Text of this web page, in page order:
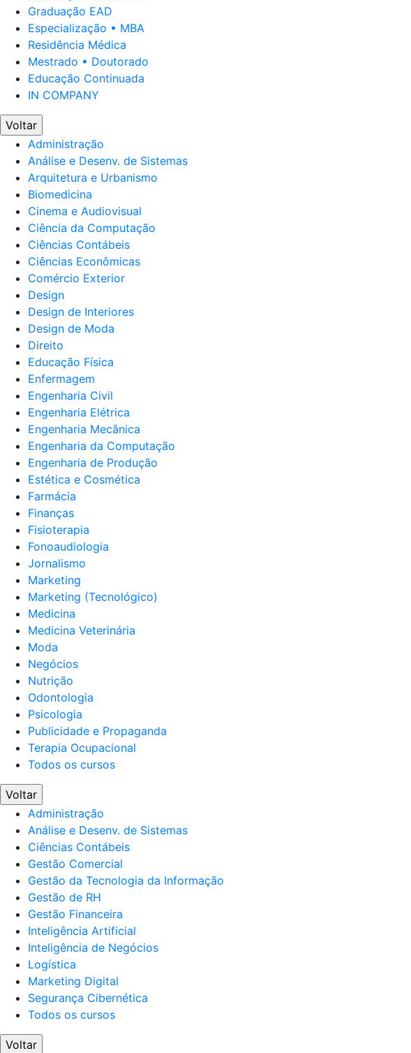
Graduação EAD
Especialização • MBA
Residência Médica
Mestrado • Doutorado
Educação Continuada
IN COMPANY
Voltar
Administração
Análise e Desenv. de Sistemas
Arquitetura e Urbanismo
Biomedicina
Cinema e Audiovisual
Ciência da Computação
Ciências Contábeis
Ciências Econômicas
Comércio Exterior
Design
Design de Interiores
Design de Moda
Direito
Educação Física
Enfermagem
Engenharia Civil
Engenharia Elétrica
Engenharia Mecânica
Engenharia da Computação
Engenharia de Produção
Estética e Cosmética
Farmácia
Finanças
Fisioterapia
Fonoaudiologia
Jornalismo
Marketing
Marketing (Tecnológico)
Medicina
Medicina Veterinária
Moda
Negócios
Nutrição
Odontologia
Psicologia
Publicidade e Propaganda
Terapia Ocupacional
Todos os cursos
Voltar
Administração
Análise e Desenv. de Sistemas
Ciências Contábeis
Gestão Comercial
Gestão da Tecnologia da Informação
Gestão de RH
Gestão Financeira
Inteligência Artificial
Inteligência de Negócios
Logística
Marketing Digital
Segurança Cibernética
Todos os cursos
Voltar